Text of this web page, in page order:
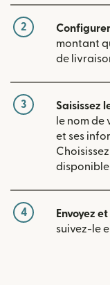
2
montant
de
3 Saisissez
le nom
et ses
4 Envoyez
suivez-le